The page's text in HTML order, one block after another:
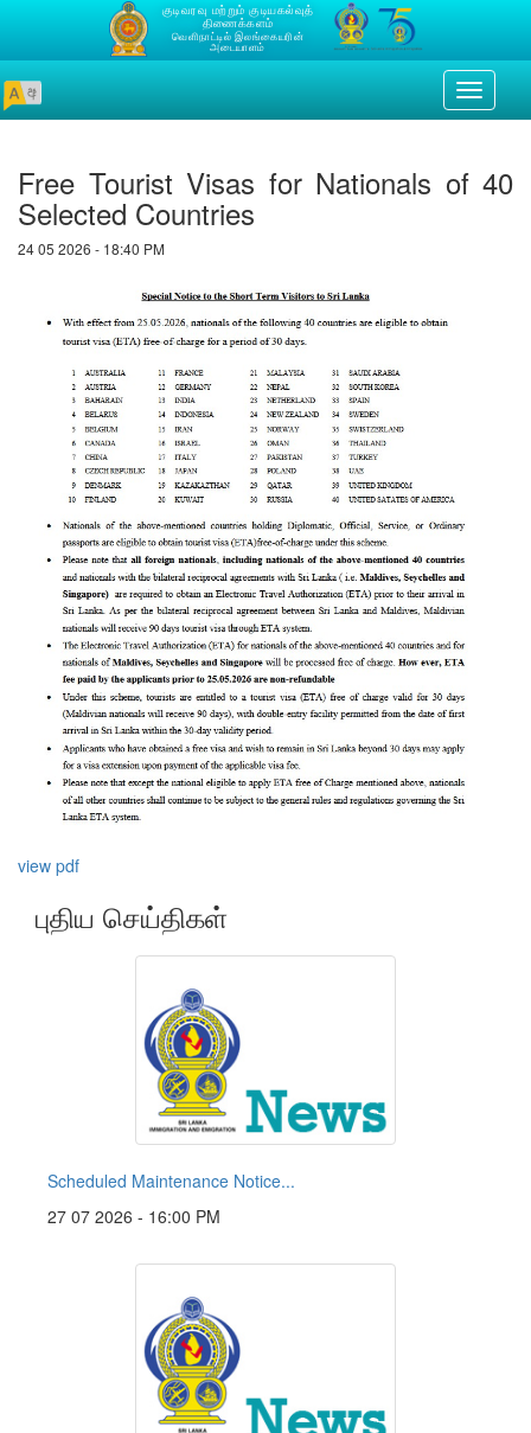
குடிவரவு மற்றும் குடியகல்வுத்
திணைக்களம்
வெளிநாட்டில் இலங்கையரின்
அடையாளம்
Toggle
Free Tourist Visas for Nationals of 40
Selected Countries
24 05 2026 - 18:40 PM
view pdf
புதிய செய்திகள்
Scheduled Maintenance Notice...
27 07 2026 - 16:00 PM